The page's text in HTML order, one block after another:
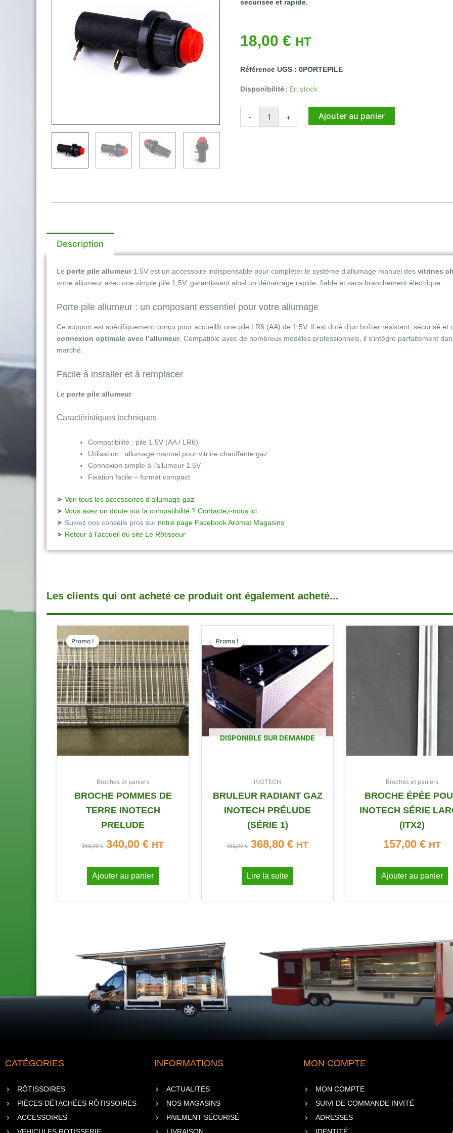
sécurisée et rapide.
18,00 € HT
Référence UGS : 0PORTEPILE
Disponibilité : En stock
-
quantité
Porte
pile
pour
+ Ajouter au panier
Description
Le porte pile allumeur1.5V est un accessoire indispensable pour compléter le système d’allumage manuel des vitrines
votre allumeur avec une simple pile 1.5V, garantissant ainsi un démarrage rapide, fiable et sans branchement électrique.
Porte pile allumeur : un composant essentiel pour votre allumage
Ce support est spécifiquement conçu pour accueillir une pile LR6 (AA) de 1.5V. Il est doté d’un boîtier résistant, sécurisé
connexion optimale avec l’allumeur. Compatible avec de nombreux modèles professionnels, il s’intègre parfaitement
marché.
Facile à installer et à remplacer
Le porte pile allumeur
Caractéristiques techniques
Compatibilité : pile 1.5V (AA / LR6)
Utilisation : allumage manuel pour vitrine chauffante gaz
Connexion simple à l’allumeur 1.5V
Fixation facile – format compact
➤ Voir tous les accessoires d’allumage gaz
➤ Vous avez un doute sur la compatibilité ? Contactez-nous ici
➤ Suivez nos conseils pros sur notre page Facebook Aromat Magasins
➤ Retour à l’accueil du site Le Rôtisseur
Les clients qui ont acheté ce produit ont également acheté...
Promo !
Promo !
Broches et paniers
BROCHE POMMES DE
TERRE INOTECH
PRELUDE
368,00€
PRIX
INITIAL
ÉTAIT :
368,00 €.
340,00 €
PRIX
ACTUEL
EST :
340,00 €.
HT
Ajouter au panier
Promo !
DISPONIBLE SUR DEMANDE
Promo !
INOTECH
BRULEUR RADIANT GAZ
INOTECH PRÉLUDE
(SÉRIE 1)
461,00€
PRIX
INITIAL
ÉTAIT :
461,00 €.
368,80 €
PRIX
ACTUEL
EST :
368,80 €.
HT
Lire la suite
Broches et paniers
BROCHE ÉPÉE
INOTECH SÉRIE
(ITX2)
157,00 € HT
Ajouter au panier
CATÉGORIES
RÔTISSOIRES
PIÈCES DÉTACHÉES RÔTISSOIRES
ACCESSOIRES
INFORMATIONS
ACTUALITES
NOS MAGASINS
PAIEMENT SÉCURISÉ
MON COMPTE
MON COMPTE
SUIVI DE COMMANDE INVITÉ
ADRESSES